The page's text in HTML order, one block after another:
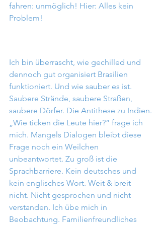
fahren: unmöglich! Hier: Alles kein
Problem!
Ich bin überrascht, wie gechilled und
dennoch gut organisiert Brasilien
funktioniert. Und wie sauber es ist.
Saubere Strände, saubere Straßen,
saubere Dörfer. Die Antithese zu Indien.
„Wie ticken die Leute hier?“ frage ich
mich. Mangels Dialogen bleibt diese
Frage noch ein Weilchen
unbeantwortet. Zu groß ist die
Sprachbarriere. Kein deutsches und
kein englisches Wort. Weit & breit
nicht. Nicht gesprochen und nicht
verstanden. Ich übe mich in
Beobachtung. Familienfreundliches